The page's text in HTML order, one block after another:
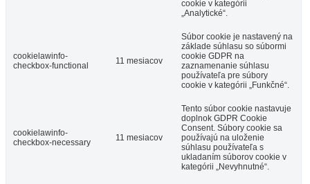
cookie v kategórii
„Analytické“.
cookielawinfo-
checkbox-functional
11 mesiacov
Súbor cookie je nastavený na
základe súhlasu so súbormi
cookie GDPR na
zaznamenanie súhlasu
používateľa pre súbory
cookie v kategórii „Funkčné“.
cookielawinfo-
checkbox-necessary
11 mesiacov
Tento súbor cookie nastavuje
doplnok GDPR Cookie
Consent. Súbory cookie sa
používajú na uloženie
súhlasu používateľa s
ukladaním súborov cookie v
kategórii „Nevyhnutné“.